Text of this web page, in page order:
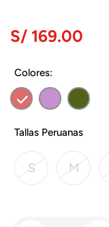
S/ 169.00
Colores:
Tallas Peruanas
S M